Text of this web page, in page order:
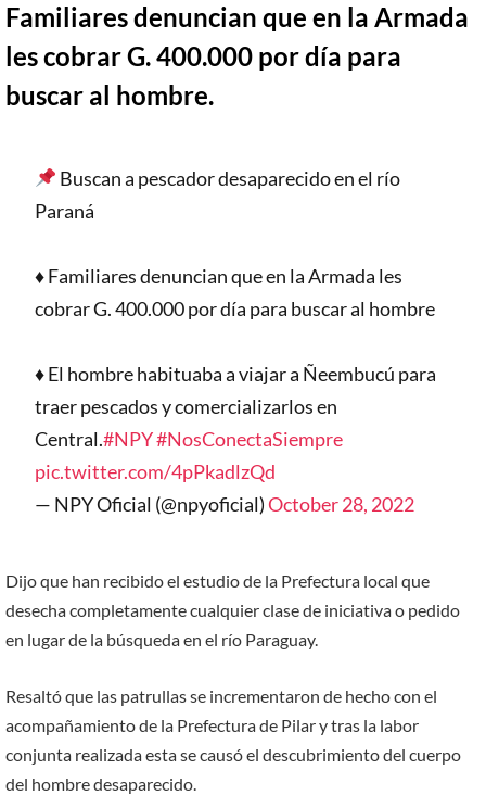
Familiares denuncian que en la Armada
les cobrar G. 400.000 por día para
buscar al hombre.
Buscan a pescador desaparecido en el río
Paraná
♦️ Familiares denuncian que en la Armada les
cobrar G. 400.000 por día para buscar al hombre
♦️ El hombre habituaba a viajar a Ñeembucú para
traer pescados y comercializarlos en
Central.#NPY#NosConectaSiempre
pic.twitter.com/4pPkadlzQd
— NPY Oficial (@npyoficial)October 28, 2022
Dijo que han recibido el estudio de la Prefectura local que
desecha completamente cualquier clase de iniciativa o pedido
en lugar de la búsqueda en el río Paraguay.
Resaltó que las patrullas se incrementaron de hecho con el
acompañamiento de la Prefectura de Pilar y tras la labor
conjunta realizada esta se causó el descubrimiento del cuerpo
del hombre desaparecido.